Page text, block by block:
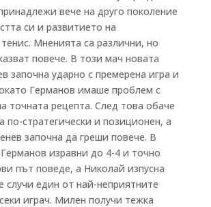
вече на друго поколение
си и развитието на
Мненията са различни, но
повече. В този мач новата
започна ударно с премерена игра и
Германов имаше проблем с
точната рецепта. След това обаче
по-стратегически и позиционен, а
започна да греши повече. В
изравни до 4-4 и точно
път поведе, а Николай изпусна
случи един от най-неприятните
играч. Милен получи тежка